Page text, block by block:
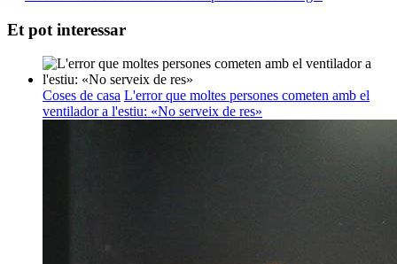
Et pot interessar
Coses de casa L'error que moltes persones cometen amb el
ventilador a l'estiu: «No serveix de res»